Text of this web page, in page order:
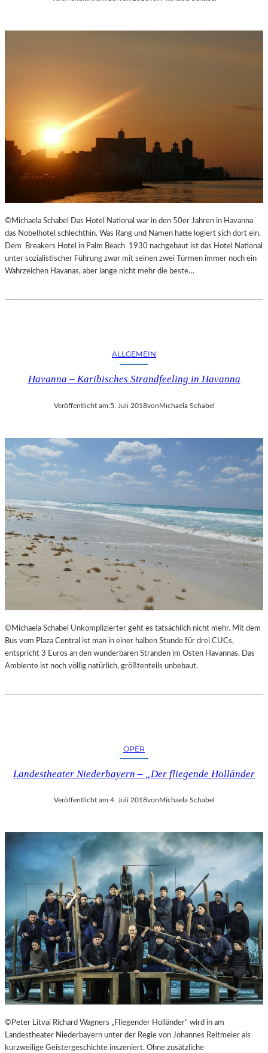
©Michaela Schabel Das Hotel National war in den 50er Jahren in Havanna
das Nobelhotel schlechthin. Was Rang und Namen hatte logiert sich dort ein.
Dem Breakers Hotel in Palm Beach 1930 nachgebaut ist das Hotel National
unter sozialistischer Führung zwar mit seinen zwei Türmen immer noch ein
Wahrzeichen Havanas, aber lange nicht mehr die beste…
ALLGEMEIN
Havanna – Karibisches Strandfeeling in Havanna
Veröffentlicht am:5. Juli 2018vonMichaela Schabel
©Michaela Schabel Unkomplizierter geht es tatsächlich nicht mehr. Mit dem
Bus vom Plaza Central ist man in einer halben Stunde für drei CUCs,
entspricht 3 Euros an den wunderbaren Stränden im Osten Havannas. Das
Ambiente ist noch völlig natürlich, größtenteils unbebaut.
OPER
Landestheater Niederbayern – „Der fliegende Holländer
Veröffentlicht am:4. Juli 2018vonMichaela Schabel
©Peter Litvai Richard Wagners „Fliegender Holländer“ wird in am
Landestheater Niederbayern unter der Regie von Johannes Reitmeier als
kurzweilige Geistergeschichte inszeniert. Ohne zusätzliche